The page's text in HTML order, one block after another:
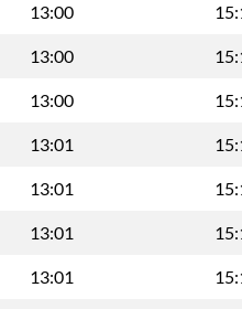
13:00
13:00
13:00
13:01
13:01
13:01
13:01